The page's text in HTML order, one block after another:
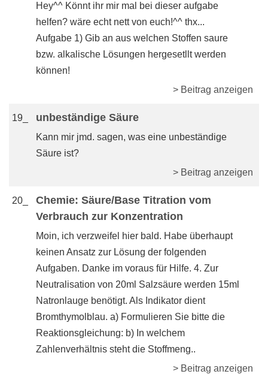
Hey^^ Könnt ihr mir mal bei dieser aufgabe
helfen? wäre echt nett von euch!^^ thx...
Aufgabe 1) Gib an aus welchen Stoffen saure
bzw. alkalische Lösungen hergesetllt werden
können!
> Beitrag anzeigen
19_ unbeständige Säure
Kann mir jmd. sagen, was eine unbeständige
Säure ist?
> Beitrag anzeigen
20_
Chemie: Säure/Base Titration vom
Verbrauch zur Konzentration
Moin, ich verzweifel hier bald. Habe überhaupt
keinen Ansatz zur Lösung der folgenden
Aufgaben. Danke im voraus für Hilfe. 4. Zur
Neutralisation von 20ml Salzsäure werden 15ml
Natronlauge benötigt. Als Indikator dient
Bromthymolblau. a) Formulieren Sie bitte die
Reaktionsgleichung: b) In welchem
Zahlenverhältnis steht die Stoffmeng..
> Beitrag anzeigen